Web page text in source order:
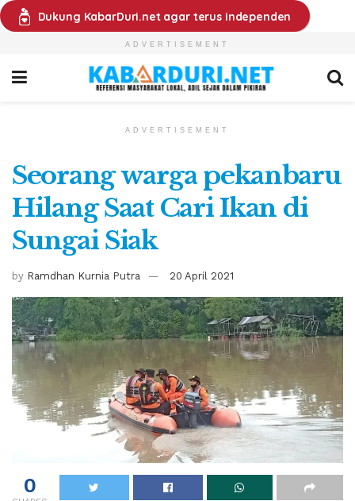
Dukung KabarDuri.net agar terus independen
ADVERTISEMENT
ADVERTISEMENT
Seorang warga pekanbaru
Hilang Saat Cari Ikan di
Sungai Siak
by Ramdhan Kurnia Putra 20 April 2021
0